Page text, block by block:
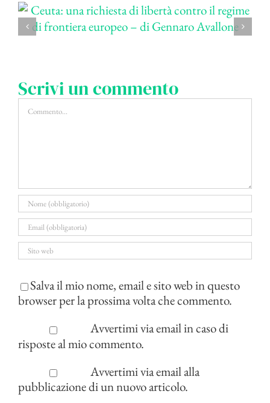
Scrivi un commento
Commento
Salva il mio nome, email e sito web in questo
browser per la prossima volta che commento.
Avvertimi via email in caso di
risposte al mio commento.
Avvertimi via email alla
pubblicazione di un nuovo articolo.